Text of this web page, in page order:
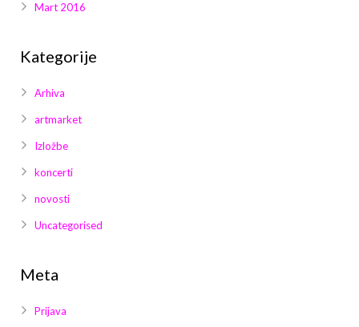
Mart 2016
Kategorije
Arhiva
artmarket
Izložbe
koncerti
novosti
Uncategorised
Meta
Prijava